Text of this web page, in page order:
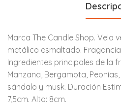
Marca The Candle Shop. Vela
metálico esmaltado. Fragancia
Ingredientes principales de la
Manzana, Bergamota,
sándalo y musk. Duración
7,5cm. Alto: 8cm.